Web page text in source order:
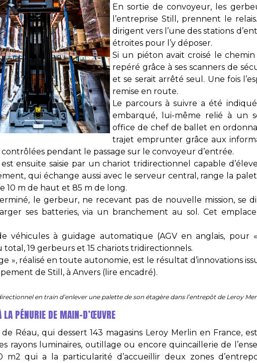
En sortie de convoyeur, les
l’entreprise Still, prennent le
dirigent vers l’une des stations
étroites pour l’y déposer.
Si un piéton avait croisé le
repéré grâce à ses scanners de
et se serait arrêté seul. Une fois
remise en route.
Le parcours à suivre a été
embarqué, lui-même relié à un
office de chef de ballet en
trajet emprunter grâce aux
pendant le passage sur le convoyeur d’entrée.
ensuite saisie par un chariot tridirectionnel capable
qui échange aussi avec le serveur central, range la
10 m de haut et 85 m de long.
le gerbeur, ne recevant pas de nouvelle mission, se
ses batteries, via un branchement au sol. Cet
véhicules à guidage automatique (AGV en anglais, pour
total, 19 gerbeurs et 15 chariots tridirectionnels.
», réalisé en toute autonomie, est le résultat d’innovations
de Still, à Anvers (lire encadré).
en train d’enlever une palette de son étagère dans l’entrepôt de Leroy
LA PÉNURIE DE MAIN-D’ŒUVRE
de Réau, qui dessert 143 magasins Leroy Merlin en France,
rayons luminaires, outillage ou encore quincaillerie de
m2 qui a la particularité d’accueillir deux zones